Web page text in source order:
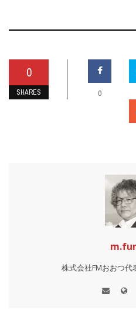
0
SHARES 0
株式会社FMおおつ